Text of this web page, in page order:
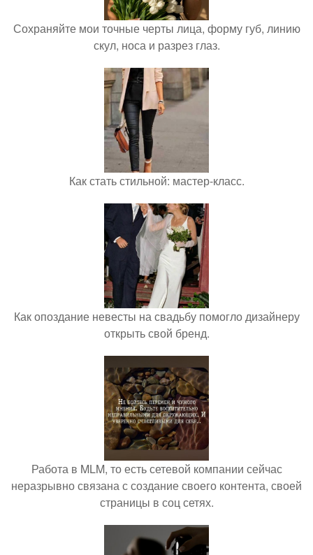
Сохраняйте мои точные черты лица, форму губ, линию
скул, носа и разрез глаз.
Как стать стильной: мастер-класс.
Как опоздание невесты на свадьбу помогло дизайнеру
открыть свой бренд.
Работа в MLM, то есть сетевой компании сейчас
неразрывно связана с создание своего контента, своей
страницы в соц сетях.